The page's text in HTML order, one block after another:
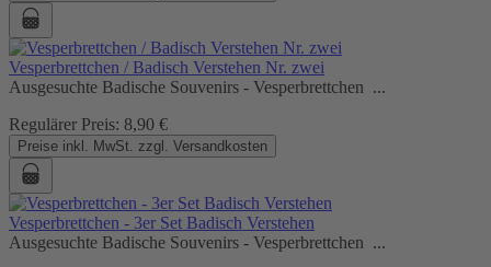
Vesperbrettchen / Badisch Verstehen Nr. zwei
Ausgesuchte Badische Souvenirs - Vesperbrettchen ...
Regulärer Preis: 8,90 €
Preise inkl. MwSt. zzgl. Versandkosten
Vesperbrettchen - 3er Set Badisch Verstehen
Ausgesuchte Badische Souvenirs - Vesperbrettchen ...